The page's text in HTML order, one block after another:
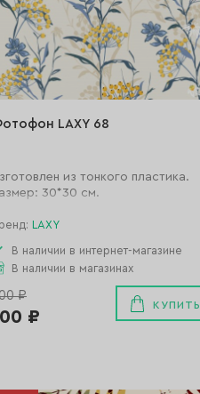
LAXY 68
из тонкого пластика.
30*30 см.
LAXY
В наличии в интернет-магазине
В наличии в магазинах
₽
₽
КУПИТЬ